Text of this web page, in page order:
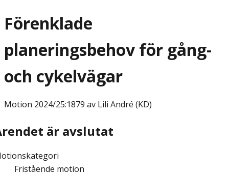
Förenklade
planeringsbehov för gång-
och cykelvägar
Motion 2024/25:1879 av Lili André (KD)
är avslutat
Fristående motion